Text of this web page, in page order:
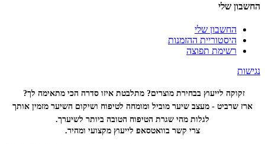
החשבון שלי
החשבון שלי
היסטוריית ההזמנות
רשימת תפוצה
נגישות
זקוקה לייעוץ בבחירת מוצרים? מתלבטת איזו סדרה הכימתאימה לך?
ארז שרביט - מעצב שיער מוביל ומומחה לטיפוח ושיקום השיער מזמין אותך
לגלות מהי שגרת הטיפוח הטובה ביותר לשיערך.
צרי קשר בוואטסאפ לייעוץ מקצועי ומהיר.